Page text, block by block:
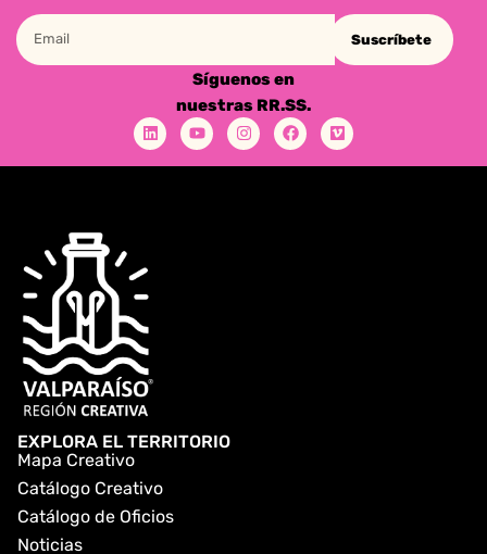
Suscríbete
Síguenos en
nuestras RR.SS.
EXPLORA EL TERRITORIO
Mapa Creativo
Catálogo Creativo
Catálogo de Oficios
Noticias